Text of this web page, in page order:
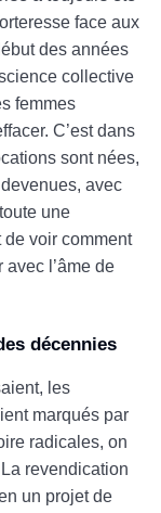
face aux
des années
collective
femmes
C’est dans
sont nées,
avec
une
de voir comment
l’âme de
décennies
les
marqués par
radicales, on
revendication
un projet de